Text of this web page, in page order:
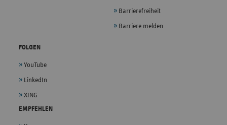
Barrierefreiheit
Barriere melden
FOLGEN
YouTube
LinkedIn
XING
EMPFEHLEN